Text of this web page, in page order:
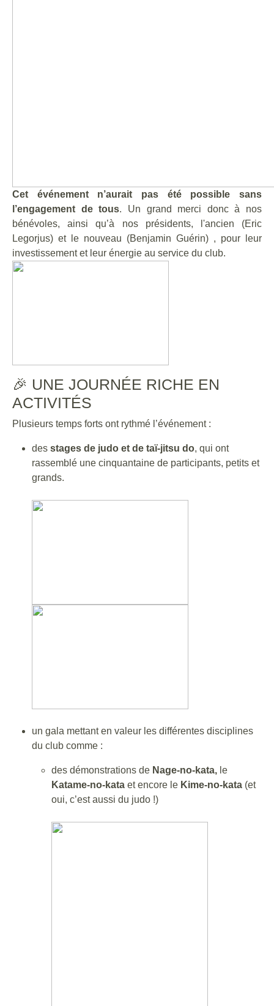
Cet événement n’aurait pas été possible sans
l’engagement de tous. Un grand merci donc à nos
bénévoles, ainsi qu’à nos présidents, l'ancien (Eric
Legorjus) et le nouveau (Benjamin Guérin) , pour leur
investissement et leur énergie au service du club.
🎉 UNE JOURNÉE RICHE EN
ACTIVITÉS
Plusieurs temps forts ont rythmé l’événement :
des stages de judo et de taï-jitsu do, qui ont
rassemblé une cinquantaine de participants, petits et
grands.
un gala mettant en valeur les différentes disciplines
du club comme :
des démonstrations de Nage-no-kata, le
Katame-no-kata et encore le Kime-no-kata (et
oui, c’est aussi du judo !)